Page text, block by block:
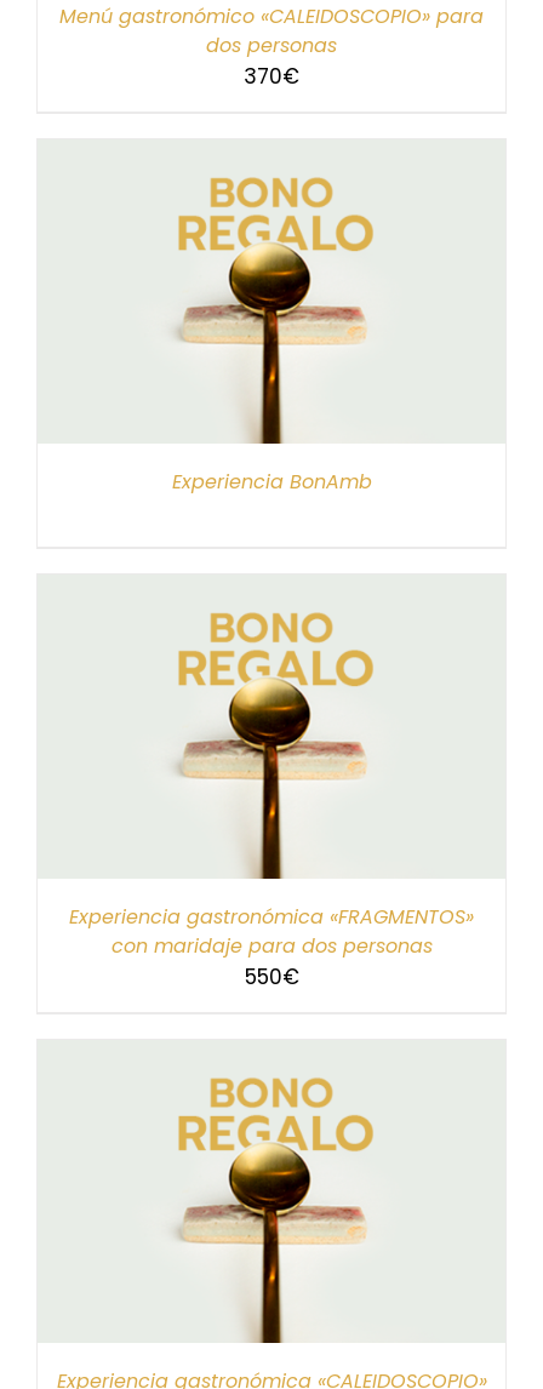
Menú gastronómico «CALEIDOSCOPIO» para
dos personas
370€
Experiencia BonAmb
Experiencia gastronómica «FRAGMENTOS»
con maridaje para dos personas
550€
Experiencia gastronómica «CALEIDOSCOPIO»